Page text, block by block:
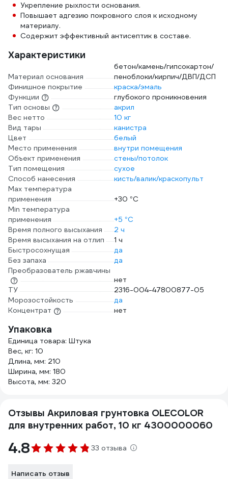
Укрепление рыхлости основания.
Повышает адгезию покровного слоя к исходному
материалу.
Содержит эффективный антисептик в составе.
Характеристики
Материал основания
бетон/камень/гипсокартон/
пеноблоки/кирпич/ДВП/ДСП
Финишное покрытие
краска/эмаль
Функции
глубокого проникновения
Тип основы
акрил
Вес нетто
10 кг
Вид тары
канистра
Цвет
белый
Место применения
внутри помещения
Объект применения
стены/потолок
Тип помещения
сухое
Способ нанесения
кисть/валик/краскопульт
Max температура
применения
+30 °С
Min температура
применения
+5 °С
Время полного высыхания
2 ч
Время высыхания на отлип
1 ч
Быстросохнущая
да
Без запаха
да
Преобразователь ржавчины
нет
ТУ
2316-004-47800877-05
Морозостойкость
да
Концентрат
нет
Упаковка
Единица товара: Штука
Вес, кг: 10
Длина, мм: 210
Ширина, мм: 180
Высота, мм: 320
Отзывы Акриловая грунтовка OLECOLOR
для внутренних работ, 10 кг 4300000060
4.8 33 отзыва
Написать отзыв